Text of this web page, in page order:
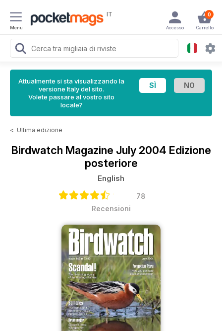
Menu
IT 0
Carrello
Accesso
Attualmente si sta visualizzando la
versione Italy del sito.
Volete passare al vostro sito
locale?
< Ultima edizione
Birdwatch Magazine July 2004 Edizione
posteriore
English
78
Recensioni